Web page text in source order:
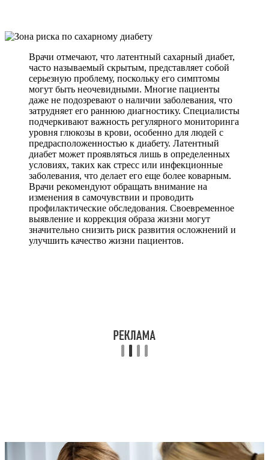
Врачи отмечают, что латентный сахарный диабет,
часто называемый скрытым, представляет собой
серьезную проблему, поскольку его симптомы
могут быть неочевидными. Многие пациенты
даже не подозревают о наличии заболевания, что
затрудняет его раннюю диагностику. Специалисты
подчеркивают важность регулярного мониторинга
уровня глюкозы в крови, особенно для людей с
предрасположенностью к диабету. Латентный
диабет может проявляться лишь в определенных
условиях, таких как стресс или инфекционные
заболевания, что делает его еще более коварным.
Врачи рекомендуют обращать внимание на
изменения в самочувствии и проводить
профилактические обследования. Своевременное
выявление и коррекция образа жизни могут
значительно снизить риск развития осложнений и
улучшить качество жизни пациентов.